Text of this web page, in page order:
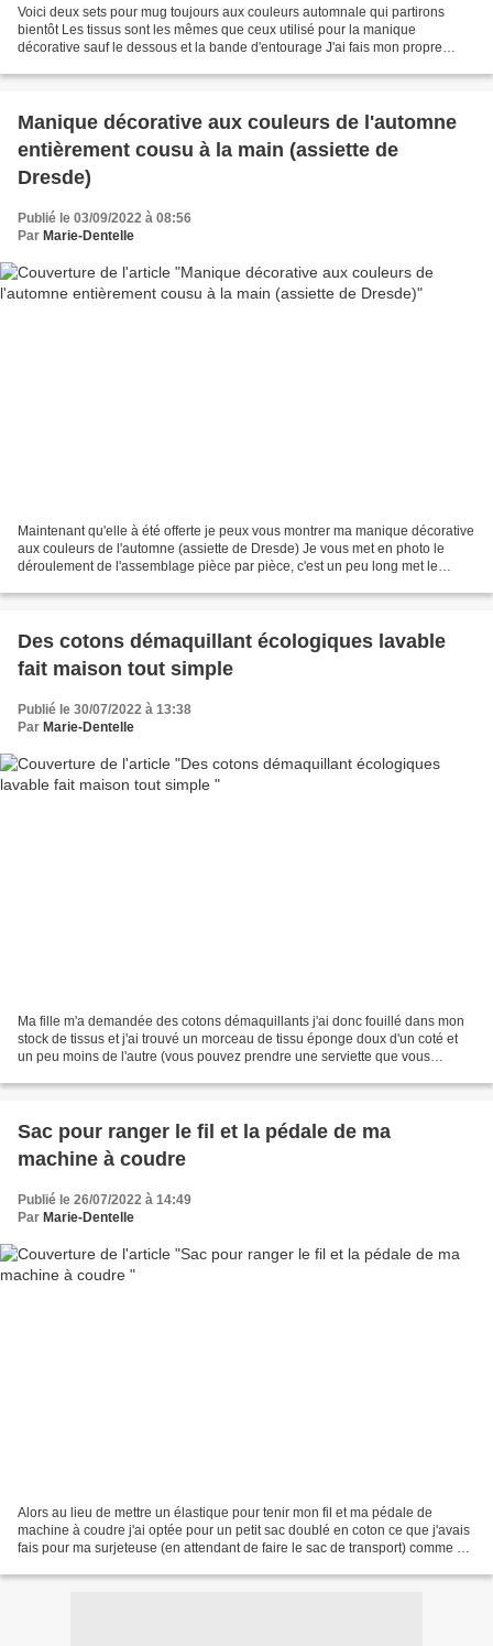
Voici deux sets pour mug toujours aux couleurs automnale qui partirons
bientôt Les tissus sont les mêmes que ceux utilisé pour la manique
décorative sauf le dessous et la bande d'entourage J'ai fais mon propre
Manique décorative aux couleurs de l'automne
entièrement cousu à la main (assiette de
Dresde)
Publié le 03/09/2022 à 08:56
Par Marie-Dentelle
Maintenant qu'elle à été offerte je peux vous montrer ma manique décorative
aux couleurs de l'automne (assiette de Dresde) Je vous met en photo le
déroulement de l'assemblage pièce par pièce, c'est un peu long met le
Des cotons démaquillant écologiques lavable
fait maison tout simple
Publié le 30/07/2022 à 13:38
Par Marie-Dentelle
Ma fille m'a demandée des cotons démaquillants j'ai donc fouillé dans mon
stock de tissus et j'ai trouvé un morceau de tissu éponge doux d'un coté et
un peu moins de l'autre (vous pouvez prendre une serviette que vous
Sac pour ranger le fil et la pédale de ma
machine à coudre
Publié le 26/07/2022 à 14:49
Par Marie-Dentelle
Alors au lieu de mettre un élastique pour tenir mon fil et ma pédale de
machine à coudre j'ai optée pour un petit sac doublé en coton ce que j'avais
fais pour ma surjeteuse (en attendant de faire le sac de transport) comme ça